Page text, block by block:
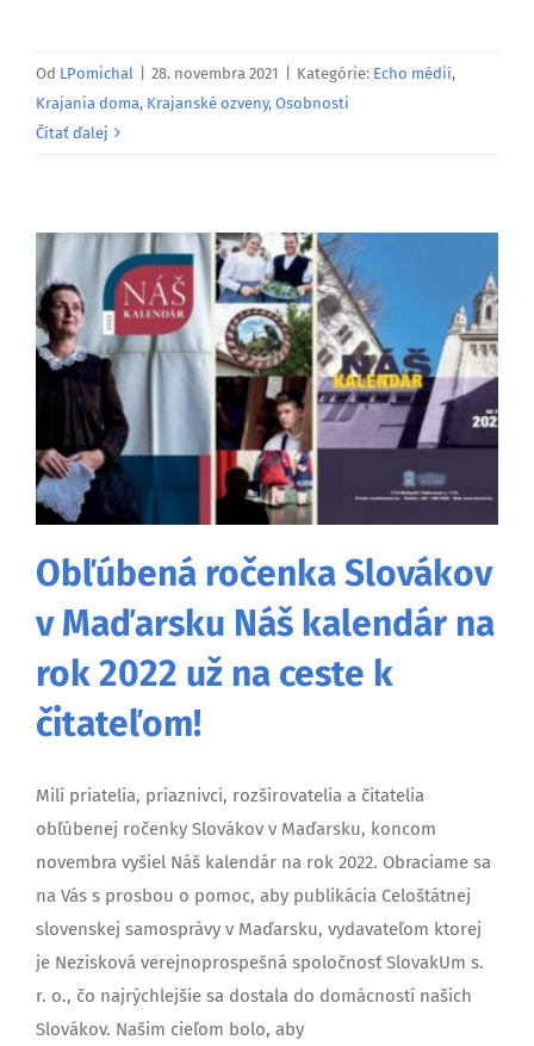
Od LPomichal 28. novembra 2021 Kategórie: Echo médií,
Krajania doma, Krajanské ozveny, Osobnosti
Čítať ďalej
Obľúbená ročenka Slovákov
v Maďarsku Náš kalendár na
rok 2022 už na ceste k
čitateľom!
Milí priatelia, priaznivci, rozširovatelia a čitatelia
obľúbenej ročenky Slovákov v Maďarsku, koncom
novembra vyšiel Náš kalendár na rok 2022. Obraciame sa
na Vás s prosbou o pomoc, aby publikácia Celoštátnej
slovenskej samosprávy v Maďarsku, vydavateľom ktorej
je Nezisková verejnoprospešná spoločnosť SlovakUm s.
r. o., čo najrýchlejšie sa dostala do domácností našich
Slovákov. Našim cieľom bolo, aby